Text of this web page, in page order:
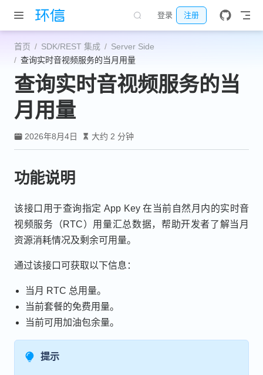
跳至主要內容
登录 注册
首页 SDK/REST 集成
Server Side
查询实时音视频服务的当月用量
查询实时音视频服务的当
月用量
2026年8月4日 大约 2 分钟
功能说明
该接口用于查询指定 App Key 在当前自然月内的实时音
视频服务（RTC）用量汇总数据，帮助开发者了解当月
资源消耗情况及剩余可用量。
通过该接口可获取以下信息：
当月 RTC 总用量。
当前套餐的免费用量。
当前可用加油包余量。
提示